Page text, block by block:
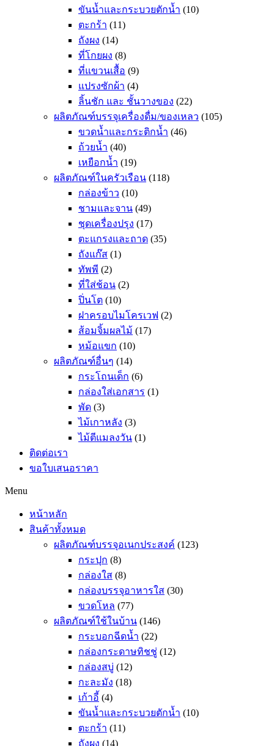
ขันน้ำและกระบวยตักน้ำ (10)
ตะกร้า (11)
ถังผง (14)
ที่โกยผง (8)
ที่แขวนเสื้อ (9)
แปรงซักผ้า (4)
ลิ้นชัก และ ชั้นวางของ (22)
ผลิตภัณฑ์บรรจุเครื่องดื่ม/ของเหลว (105)
ขวดน้ำและกระติกน้ำ (46)
ถ้วยน้ำ (40)
เหยือกน้ำ (19)
ผลิตภัณฑ์ในครัวเรือน (118)
กล่องข้าว (10)
ชามและจาน (49)
ชุดเครื่องปรุง (17)
ตะแกรงและถาด (35)
ถังแก๊ส (1)
ทัพพี (2)
ที่ใส่ช้อน (2)
ปิ่นโต (10)
ฝาครอบไมโครเวฟ (2)
ส้อมจิ้มผลไม้ (17)
หม้อแขก (10)
ผลิตภัณฑ์อื่นๆ (14)
กระโถนเด็ก (6)
กล่องใส่เอกสาร (1)
พัด (3)
ไม้เกาหลัง (3)
ไม้ตีแมลงวัน (1)
ติดต่อเรา
ขอใบเสนอราคา
Menu
หน้าหลัก
สินค้าทั้งหมด
ผลิตภัณฑ์บรรจุอเนกประสงค์ (123)
กระปุก (8)
กล่องใส (8)
กล่องบรรจุอาหารใส (30)
ขวดโหล (77)
ผลิตภัณฑ์ใช้ในบ้าน (146)
กระบอกฉีดน้ำ (22)
กล่องกระดาษทิชชู่ (12)
กล่องสบู่ (12)
กะละมัง (18)
เก้าอี้ (4)
ขันน้ำและกระบวยตักน้ำ (10)
ตะกร้า (11)
ถังผง (14)